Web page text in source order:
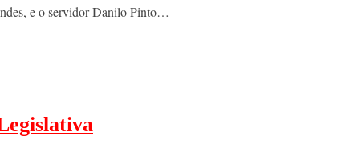
e o servidor Danilo Pinto…